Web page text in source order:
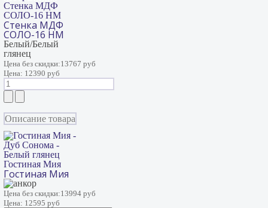
Стенка МДФ
СОЛО-16 НМ
Стенка МДФ
СОЛО-16 НМ
Белый/Белый
глянец
Цена без скидки:13767 руб
Цена: 12390 руб
Описание товара
Гостиная Мия
Гостиная Мия
Цена без скидки:13994 руб
Цена: 12595 руб